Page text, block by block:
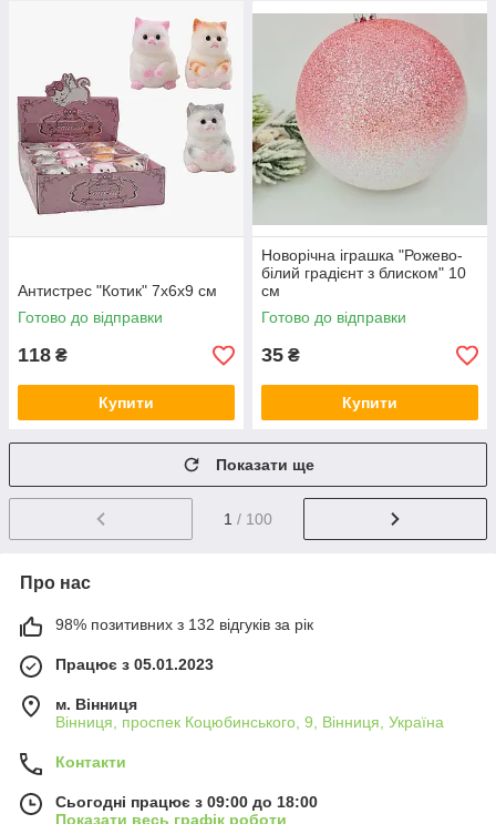
Антистрес "Котик" 7х6х9 см
Готово до відправки
118 ₴
Купити
Новорічна іграшка "Рожево-
білий градієнт з блиском" 10
см
Готово до відправки
35 ₴
Купити
Показати ще
1 / 100
Про нас
98% позитивних з 132 відгуків за рік
Працює з 05.01.2023
м. Вінниця
Вінниця, проспек Коцюбинського, 9, Вінниця, Україна
Контакти
Сьогодні працює з 09:00 до 18:00
Показати весь графік роботи